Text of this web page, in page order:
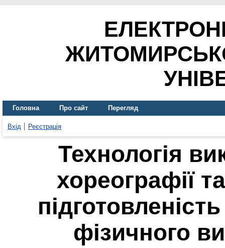
Головна Про сайт Перегляд
Вхід Реєстрація
Технологія
хореографії
фізичного